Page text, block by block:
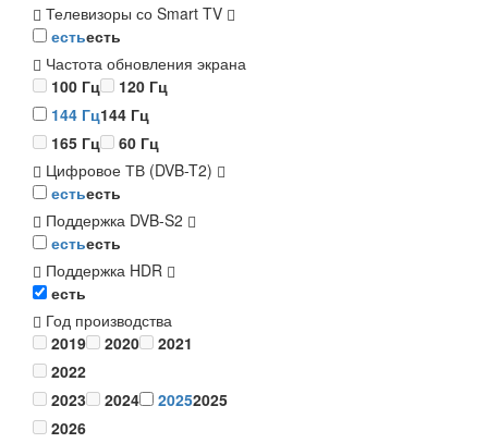
Телевизоры со Smart TV
естьесть
Частота обновления экрана
100 Гц
120 Гц
144 Гц144 Гц
165 Гц
60 Гц
Цифровое ТВ (DVB-T2)
естьесть
Поддержка DVB-S2
естьесть
Поддержка HDR
есть
Год производства
2019
2020
2021
2022
2023
2024 20252025
2026